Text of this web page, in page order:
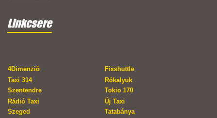
Linkcsere
4Dimenzió
Fixshuttle
Taxi 314
Szentendre
Rókalyuk
Tokio 170
Rádió Taxi
Szeged
Új Taxi
Tatabánya